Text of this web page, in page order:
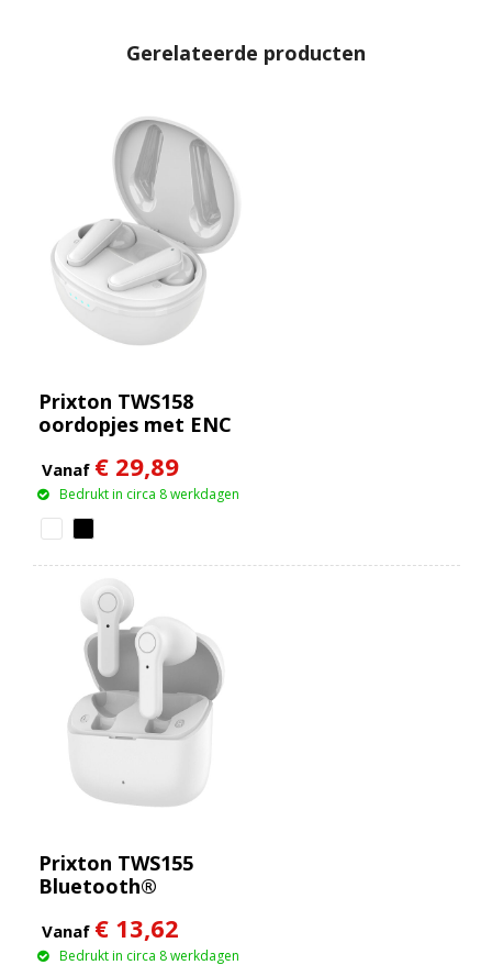
Gerelateerde producten
Prixton TWS158
oordopjes met ENC
Vanaf € 29,89
Bedrukt in circa 8 werkdagen
Prixton TWS155
Bluetooth®
Vanaf € 13,62
Bedrukt in circa 8 werkdagen